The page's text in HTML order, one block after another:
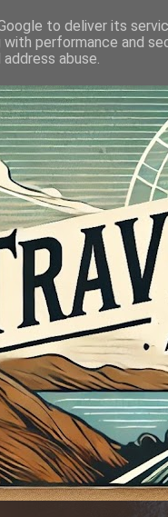
to deliver its
with performance and
abuse.